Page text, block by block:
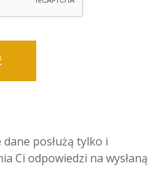
posłużą tylko i
Ci odpowiedzi na wysłaną